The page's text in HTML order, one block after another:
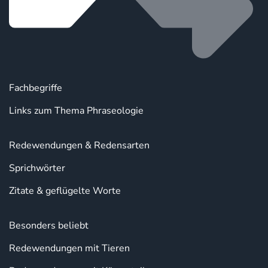
Fachbegriffe
Links zum Thema Phraseologie
Redewendungen & Redensarten
Sprichwörter
Zitate & geflügelte Worte
Besonders beliebt
Redewendungen mit Tieren